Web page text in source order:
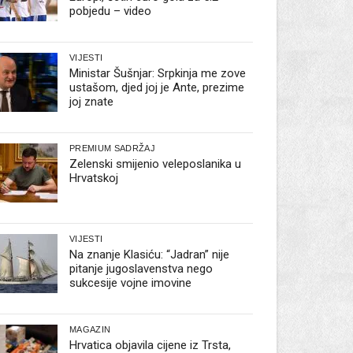
pobjedu – video
VIJESTI
Ministar Šušnjar: Srpkinja me zove
ustašom, djed joj je Ante, prezime
joj znate
PREMIUM SADRŽAJ
Zelenski smijenio veleposlanika u
Hrvatskoj
VIJESTI
Na znanje Klasiću: “Jadran” nije
pitanje jugoslavenstva nego
sukcesije vojne imovine
MAGAZIN
Hrvatica objavila cijene iz Trsta,